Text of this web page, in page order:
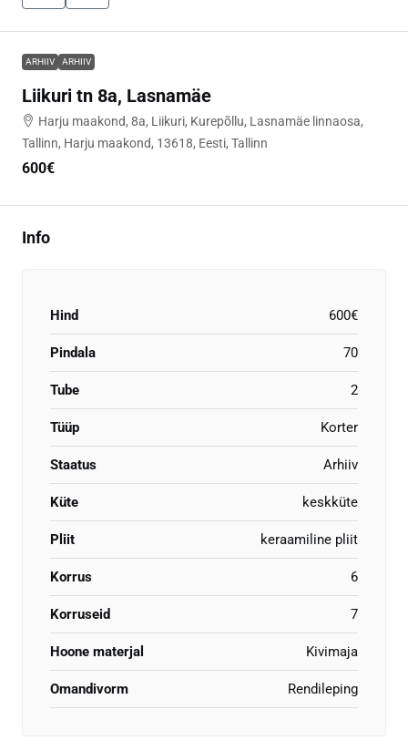
ARHIIV ARHIIV
Liikuri tn 8a, Lasnamäe
Harju maakond, 8a, Liikuri, Kurepõllu, Lasnamäe linnaosa,
Tallinn, Harju maakond, 13618, Eesti, Tallinn
600€
Info
Hind 600€
Pindala 70
Tube 2
Tüüp Korter
Staatus Arhiiv
Küte keskküte
Pliit keraamiline pliit
Korrus 6
Korruseid 7
Hoone materjal Kivimaja
Omandivorm Rendileping